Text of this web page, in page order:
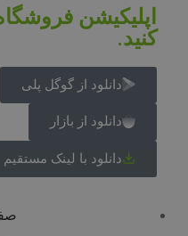
اپلیکیشن
کنید.
دانلود از گوگل پلی
دانلود از بازار
دانلود با لینک مستقیم